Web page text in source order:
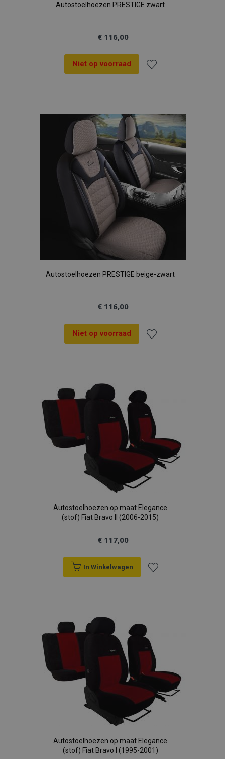
Autostoelhoezen PRESTIGE zwart
€ 116,00
Niet op voorraad
aan
verlanglijst
Autostoelhoezen PRESTIGE beige-zwart
€ 116,00
Niet op voorraad
aan
verlanglijst
Autostoelhoezen op maat Elegance
(stof) Fiat Bravo II (2006-2015)
€ 117,00
In Winkelwagen
aan
verlanglijst
Autostoelhoezen op maat Elegance
(stof) Fiat Bravo I (1995-2001)